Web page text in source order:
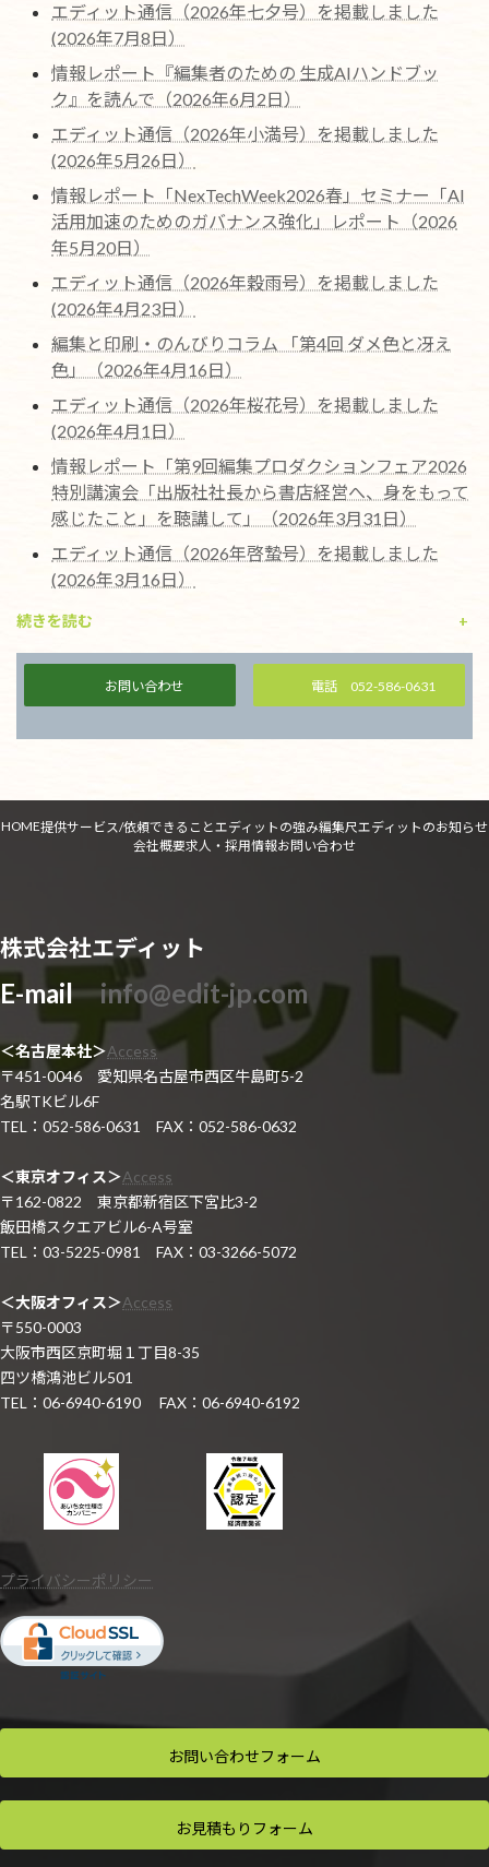
エディット通信（2026年七夕号）を掲載しました
(2026年7月8日）
情報レポート『編集者のための 生成AIハンドブッ
ク』を読んで（2026年6月2日）
エディット通信（2026年小満号）を掲載しました
(2026年5月26日）
情報レポート「NexTechWeek2026春」セミナー「AI
活用加速のためのガバナンス強化」レポート（2026
年5月20日）
エディット通信（2026年穀雨号）を掲載しました
(2026年4月23日）
編集と印刷・のんびりコラム 「第4回 ダメ色と冴え
色」（2026年4月16日）
エディット通信（2026年桜花号）を掲載しました
(2026年4月1日）
情報レポート「第9回編集プロダクションフェア2026
特別講演会「出版社社長から書店経営へ、身をもって
感じたこと」を聴講して」（2026年3月31日）
エディット通信（2026年啓蟄号）を掲載しました
(2026年3月16日）
続きを読む +
お問い合わせ 電話 052-586-0631
HOME提供サービス/依頼できることエディットの強み編集尺エディットのお知らせ
会社概要求人・採用情報お問い合わせ
株式会社エディット
E-mailinfo@edit-jp.com
＜名古屋本社＞Access
〒451-0046 愛知県名古屋市西区牛島町5-2
名駅TKビル6F
TEL：052-586-0631 FAX：052-586-0632
＜東京オフィス＞Access
〒162-0822 東京都新宿区下宮比3-2
飯田橋スクエアビル6-A号室
TEL：03-5225-0981 FAX：03-3266-5072
＜大阪オフィス＞Access
〒550-0003
大阪市西区京町堀１丁目8-35
四ツ橋鴻池ビル501
TEL：06-6940-6190 FAX：06-6940-6192
プライバシーポリシー
お問い合わせフォーム
お見積もり フォーム